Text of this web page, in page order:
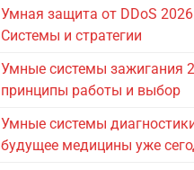
Умная защита от DDoS
Системы и стратегии
Умные системы зажигания
принципы работы и выбор
Умные системы
будущее медицины уже